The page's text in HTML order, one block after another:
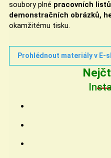
soubory plné pracovních
demonstračních obrázků,
okamžitému tisku.
Prohlédnout materiály v E-